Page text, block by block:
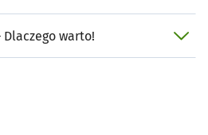
Dlaczego warto!